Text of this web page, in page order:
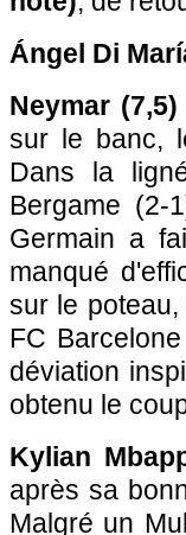
Ángel Di
Neymar (7,5)
sur le banc,
Dans la
Bergame (2-
Germain a
manqué
sur le
FC
déviation
obtenu le
Kylian
après sa
Malgré un